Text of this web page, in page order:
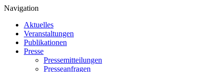
Navigation
Aktuelles
Veranstaltungen
Publikationen
Presse
Pressemitteilungen
Presseanfragen